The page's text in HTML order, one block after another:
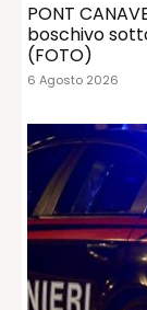
PONT
boschivo
(FOTO)
6 Agosto 2026